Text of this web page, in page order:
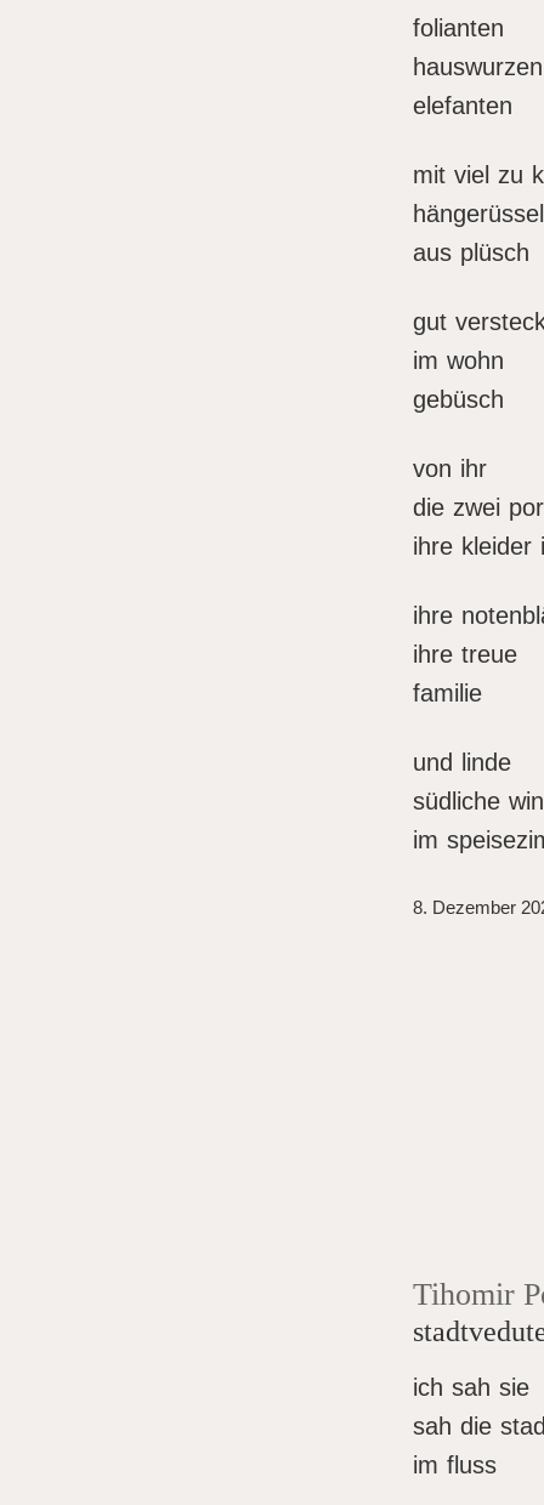
folianten
hauswurzen
elefanten
mit viel zu
aus plüsch
gut
im wohn
gebüsch
von ihr
die zwei
ihre kleider
ihre
ihre treue
familie
und linde
südliche
im
8. Dezember
Tihomir
ich sah sie
sah die
im fluss